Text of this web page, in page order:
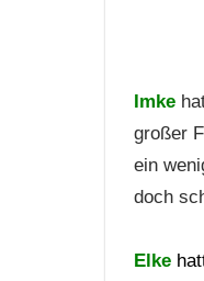
Imke
großer
ein
doch
Elke